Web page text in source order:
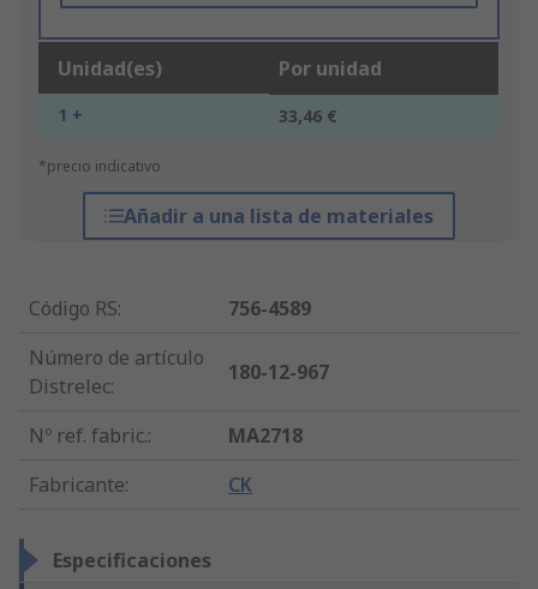
Unidad(es) Por unidad
1 + 33,46 €
*precio indicativo
Añadir a una lista de materiales
Código RS:
756-4589
Número de artículo
Distrelec:
180-12-967
Nº ref. fabric.:
MA2718
Fabricante: CK
Especificaciones